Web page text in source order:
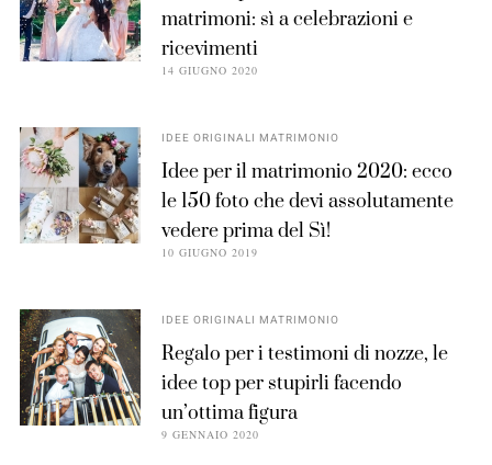
matrimoni: sì a celebrazioni e
ricevimenti
14 GIUGNO 2020
IDEE ORIGINALI MATRIMONIO
Idee per il matrimonio 2020: ecco
le 150 foto che devi assolutamente
vedere prima del Sì!
10 GIUGNO 2019
IDEE ORIGINALI MATRIMONIO
Regalo per i testimoni di nozze, le
idee top per stupirli facendo
un’ottima figura
9 GENNAIO 2020